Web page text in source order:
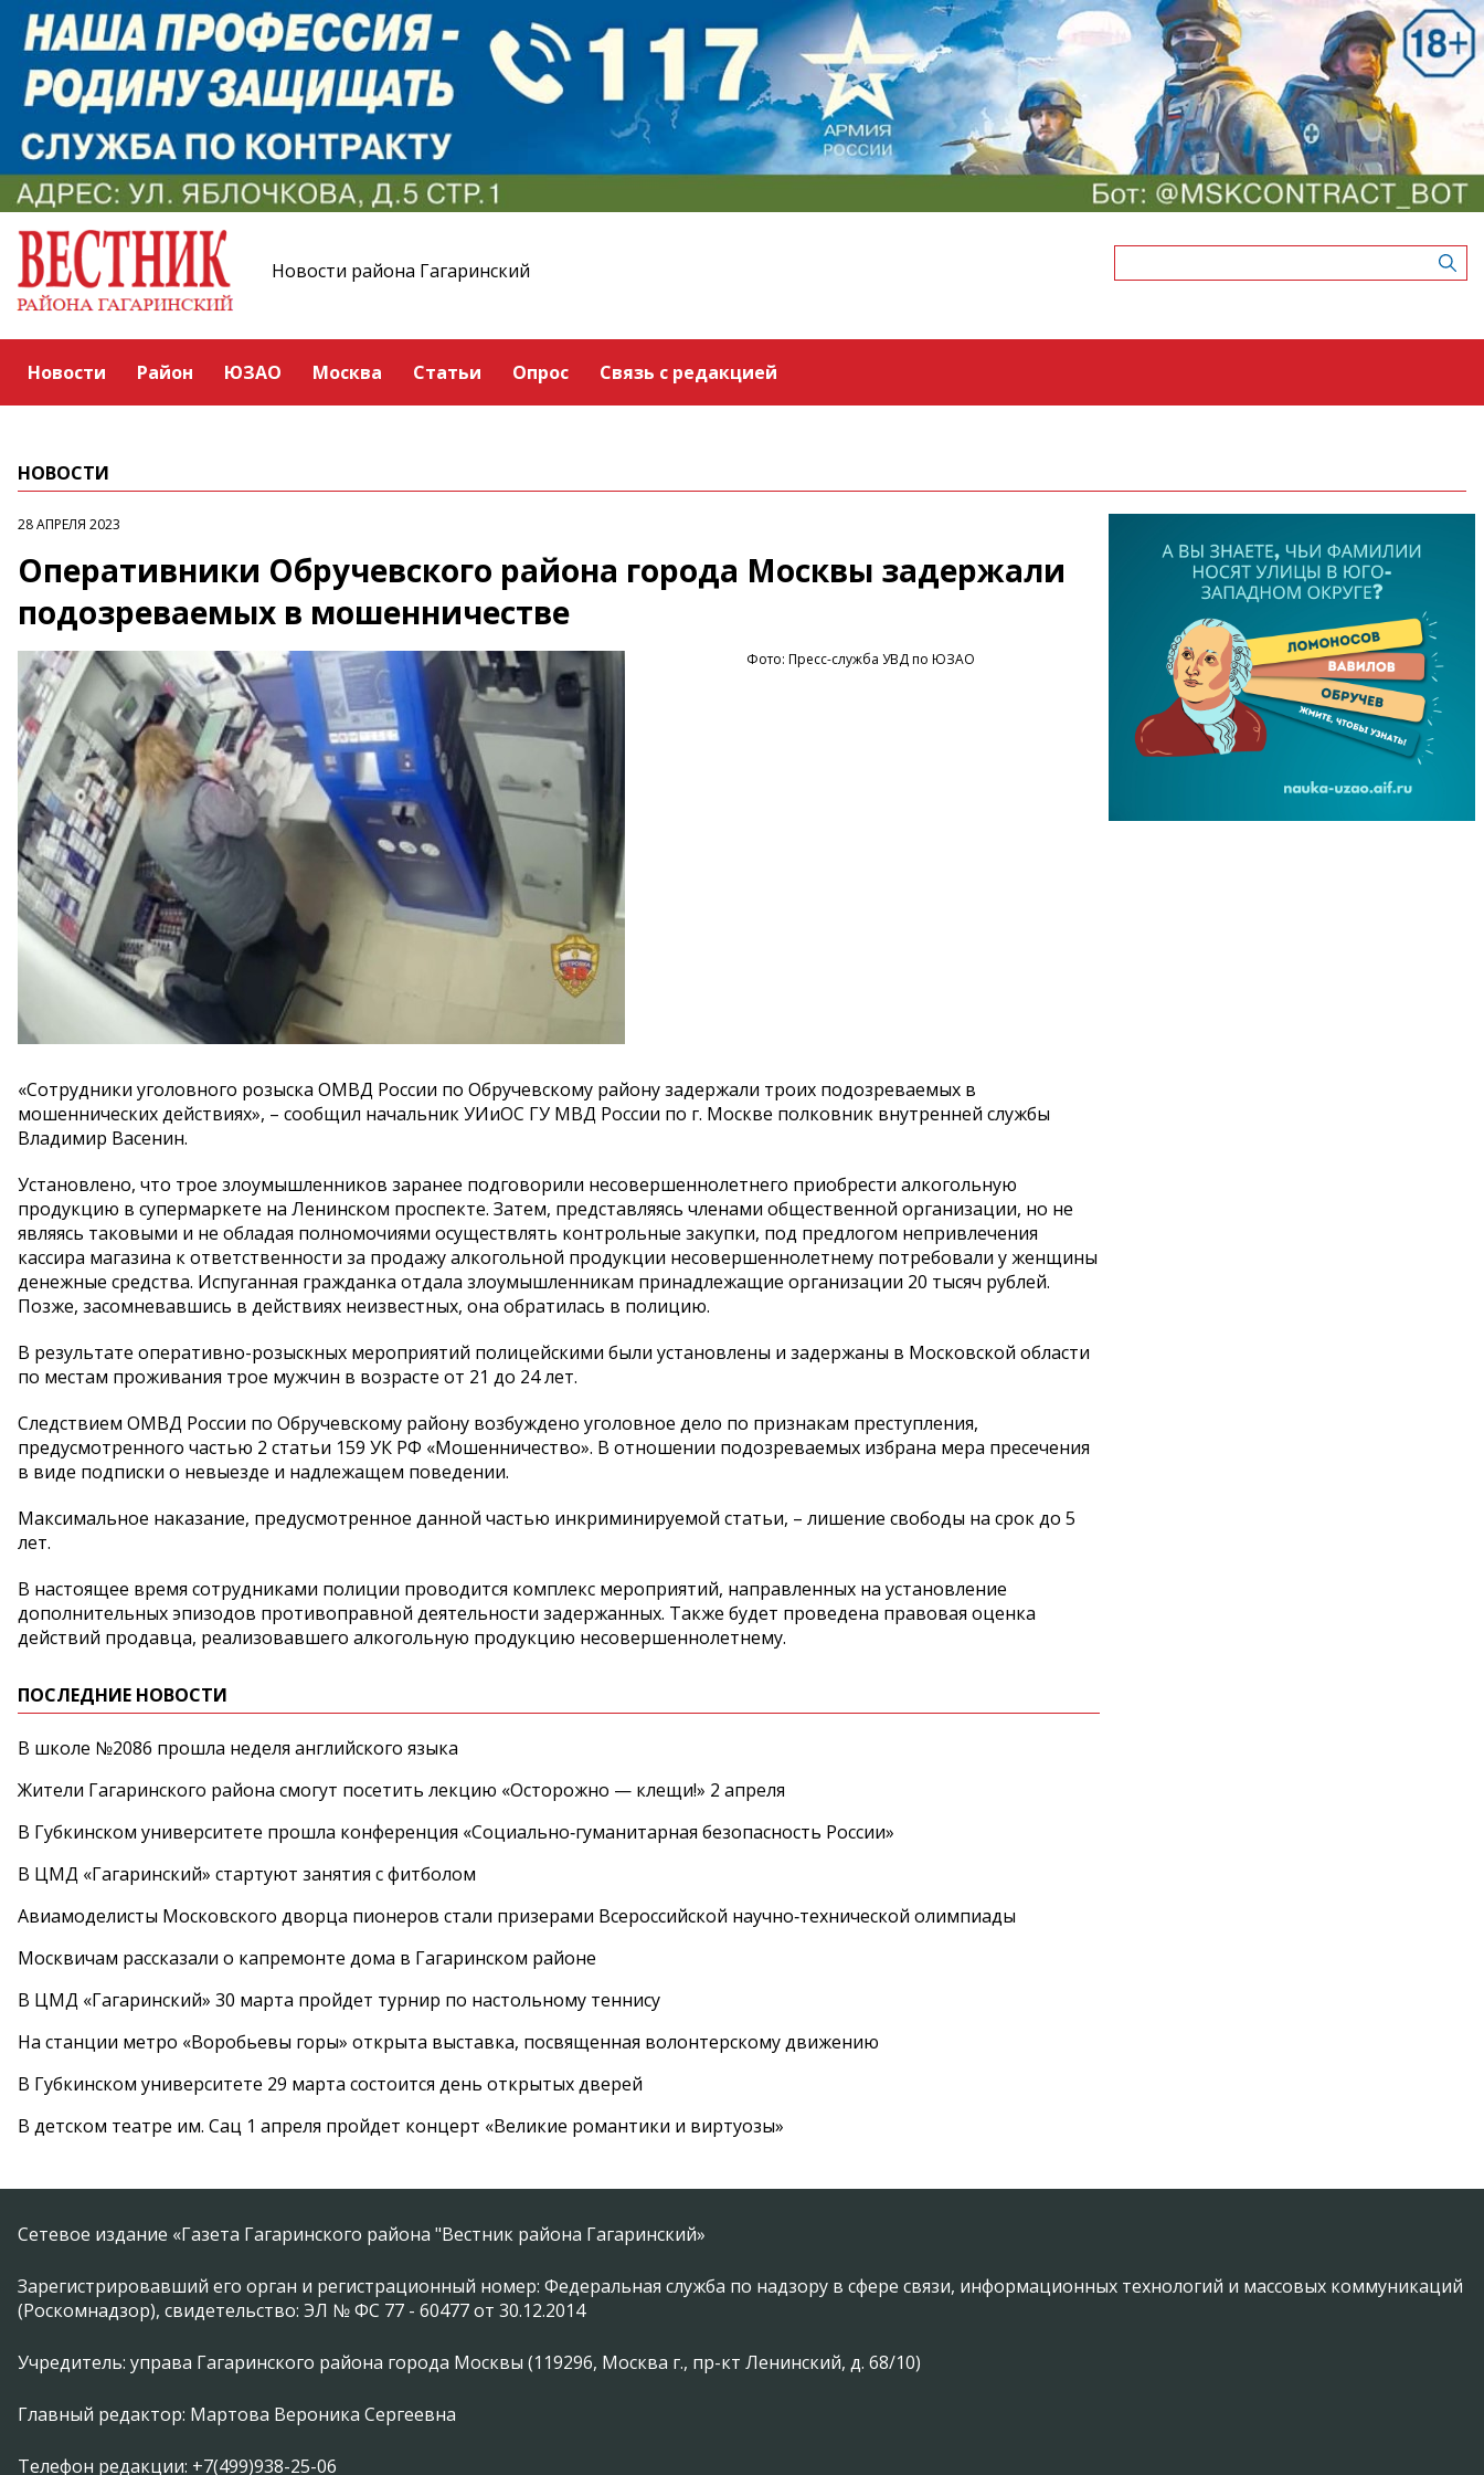
Новости района Гагаринский
Новости Район ЮЗАО Москва Статьи Опрос Связь с редакцией
НОВОСТИ
28 АПРЕЛЯ 2023
Оперативники Обручевского района города Москвы задержали
подозреваемых в мошенничестве
Фото: Пресс-служба УВД по ЮЗАО
«Сотрудники уголовного розыска ОМВД России по Обручевскому району задержали троих подозреваемых в
мошеннических действиях», – сообщил начальник УИиОС ГУ МВД России по г. Москве полковник внутренней службы
Владимир Васенин.
Установлено, что трое злоумышленников заранее подговорили несовершеннолетнего приобрести алкогольную
продукцию в супермаркете на Ленинском проспекте. Затем, представляясь членами общественной организации, но не
являясь таковыми и не обладая полномочиями осуществлять контрольные закупки, под предлогом непривлечения
кассира магазина к ответственности за продажу алкогольной продукции несовершеннолетнему потребовали у женщины
денежные средства. Испуганная гражданка отдала злоумышленникам принадлежащие организации 20 тысяч рублей.
Позже, засомневавшись в действиях неизвестных, она обратилась в полицию.
В результате оперативно-розыскных мероприятий полицейскими были установлены и задержаны в Московской области
по местам проживания трое мужчин в возрасте от 21 до 24 лет.
Следствием ОМВД России по Обручевскому району возбуждено уголовное дело по признакам преступления,
предусмотренного частью 2 статьи 159 УК РФ «Мошенничество». В отношении подозреваемых избрана мера пресечения
в виде подписки о невыезде и надлежащем поведении.
Максимальное наказание, предусмотренное данной частью инкриминируемой статьи, – лишение свободы на срок до 5
лет.
В настоящее время сотрудниками полиции проводится комплекс мероприятий, направленных на установление
дополнительных эпизодов противоправной деятельности задержанных. Также будет проведена правовая оценка
действий продавца, реализовавшего алкогольную продукцию несовершеннолетнему.
ПОСЛЕДНИЕ НОВОСТИ
В школе №2086 прошла неделя английского языка
Жители Гагаринского района смогут посетить лекцию «Осторожно — клещи!» 2 апреля
В Губкинском университете прошла конференция «Социально‑гуманитарная безопасность России»
В ЦМД «Гагаринский» стартуют занятия с фитболом
Авиамоделисты Московского дворца пионеров стали призерами Всероссийской научно‑технической олимпиады
Москвичам рассказали о капремонте дома в Гагаринском районе
В ЦМД «Гагаринский» 30 марта пройдет турнир по настольному теннису
На станции метро «Воробьевы горы» открыта выставка, посвященная волонтерскому движению
В Губкинском университете 29 марта состоится день открытых дверей
В детском театре им. Сац 1 апреля пройдет концерт «Великие романтики и виртуозы»
Сетевое издание «Газета Гагаринского района "Вестник района Гагаринский»
Зарегистрировавший его орган и регистрационный номер: Федеральная служба по надзору в сфере связи, информационных технологий и массовых коммуникаций
(Роскомнадзор), свидетельство: ЭЛ № ФС 77 - 60477 от 30.12.2014
Учредитель: управа Гагаринского района города Москвы (119296, Москва г., пр-кт Ленинский, д. 68/10)
Главный редактор: Мартова Вероника Сергеевна
Телефон редакции: +7(499)938-25-06